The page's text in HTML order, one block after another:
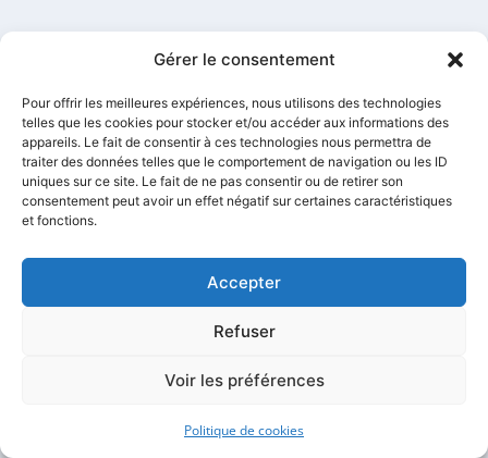
Gérer le consentement
Pour offrir les meilleures expériences, nous utilisons des technologies
telles que les cookies pour stocker et/ou accéder aux informations des
appareils. Le fait de consentir à ces technologies nous permettra de
traiter des données telles que le comportement de navigation ou les ID
uniques sur ce site. Le fait de ne pas consentir ou de retirer son
consentement peut avoir un effet négatif sur certaines caractéristiques
et fonctions.
Accepter
Refuser
Voir les préférences
Politique de cookies
Une équipe spécialisée
dans le droit des jeux
Atlas Justice dispose d’une équipe dédiée aux jeux-
concours, dotée d’une expertise pointue dans ce
domaine juridique spécifique. Notre connaissance
approfondie de la législation relative aux jeux et
concours nous permet de vous proposer un
accompagnement véritablement personnalisé pour
votre jeux-concours huissier Paris 6.
subtilités du code de la consommation et des
opérations promotionnelles. Cette expertise nous